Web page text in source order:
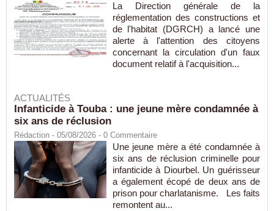
La Direction générale de la
réglementation des constructions et
de l'habitat (DGRCH) a lancé une
alerte à l'attention des citoyens
concernant la circulation d'un faux
document relatif à l'acquisition...
ACTUALITÉS
Infanticide à Touba : une jeune mère condamnée à
six ans de réclusion
Rédaction - 05/08/2026 - 0 Commentaire
Une jeune mère a été condamnée à
six ans de réclusion criminelle pour
infanticide à Diourbel. Un guérisseur
a également écopé de deux ans de
prison pour charlatanisme. Les faits
remontent au...